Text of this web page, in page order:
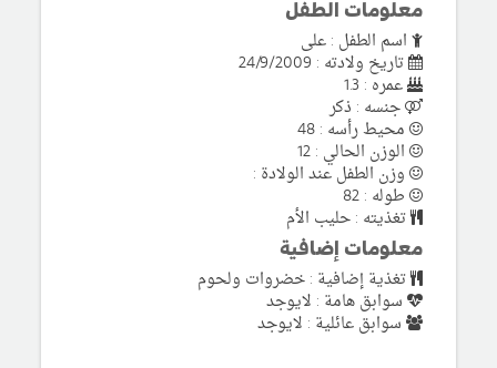
معلومات الطفل
اسم الطفل : على
تاريخ ولادته : 24/9/2009
عمره : 1.3
جنسه : ذكر
محيط رأسه : 48
الوزن الحالي : 12
وزن الطفل عند الولادة :
طوله : 82
تغذيته : حليب الأم
معلومات إضافية
تغذية إضافية : خضروات ولحوم
سوابق هامة : لايوجد
سوابق عائلية : لايوجد